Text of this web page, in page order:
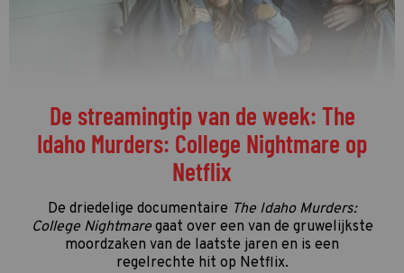
De streamingtip van de week: The
Idaho Murders: College Nightmare op
Netflix
De driedelige documentaire The Idaho Murders:
College Nightmaregaat over een van de gruwelijkste
moordzaken van de laatste jaren en is een
regelrechte hit op Netflix.